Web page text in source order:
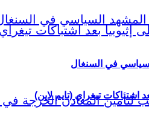
اشتباكات تيغراي (تايم لاين)
في السنغال